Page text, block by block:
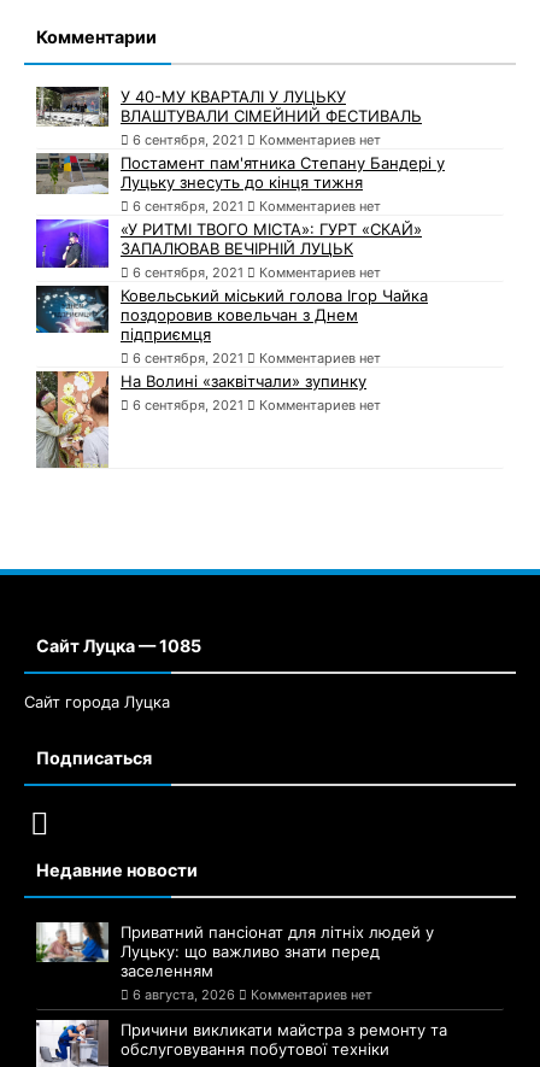
Комментарии
У 40-МУ КВАРТАЛІ У ЛУЦЬКУ
ВЛАШТУВАЛИ СІМЕЙНИЙ ФЕСТИВАЛЬ
6 сентября, 2021 Комментариев нет
Постамент пам'ятника Степану Бандері у
Луцьку знесуть до кінця тижня
6 сентября, 2021 Комментариев нет
«У РИТМІ ТВОГО МІСТА»: ГУРТ «СКАЙ»
ЗАПАЛЮВАВ ВЕЧІРНІЙ ЛУЦЬК
6 сентября, 2021 Комментариев нет
Ковельський міський голова Ігор Чайка
поздоровив ковельчан з Днем
підприємця
6 сентября, 2021 Комментариев нет
На Волині «заквітчали» зупинку
6 сентября, 2021 Комментариев нет
Сайт Луцка — 1085
Сайт города Луцка
Подписаться
Недавние новости
Приватний пансіонат для літніх людей у
Луцьку: що важливо знати перед
заселенням
6 августа, 2026 Комментариев нет
Причини викликати майстра з ремонту та
обслуговування побутової техніки